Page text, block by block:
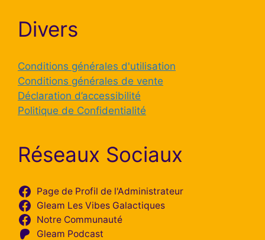
Divers
Conditions générales d'utilisation
Conditions générales de vente
Déclaration d’accessibilité
Politique de Confidentialité
Réseaux Sociaux
Page de Profil de l'Administrateur
Gleam Les Vibes Galactiques
Notre Communauté
Gleam Podcast